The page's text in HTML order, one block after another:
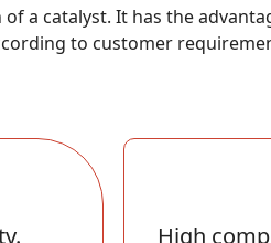
a catalyst. It has the
to customer
High